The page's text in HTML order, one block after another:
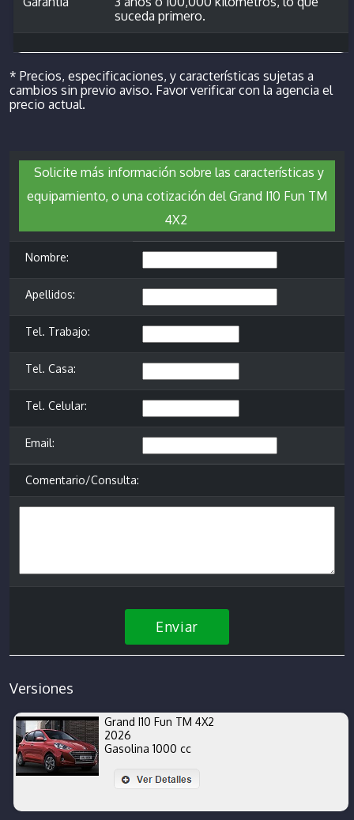
suceda primero.
* Precios, especificaciones, y características sujetas a
cambios sin previo aviso. Favor verificar con la agencia el
precio actual.
Solicite más información sobre las características y
equipamiento, o una cotización del Grand I10 Fun TM
4X2
Nombre:
Apellidos:
Tel. Trabajo:
Tel. Casa:
Tel. Celular:
Email:
Comentario/Consulta:
Enviar
Versiones
Grand I10 Fun TM 4X2
2026
Gasolina 1000 cc